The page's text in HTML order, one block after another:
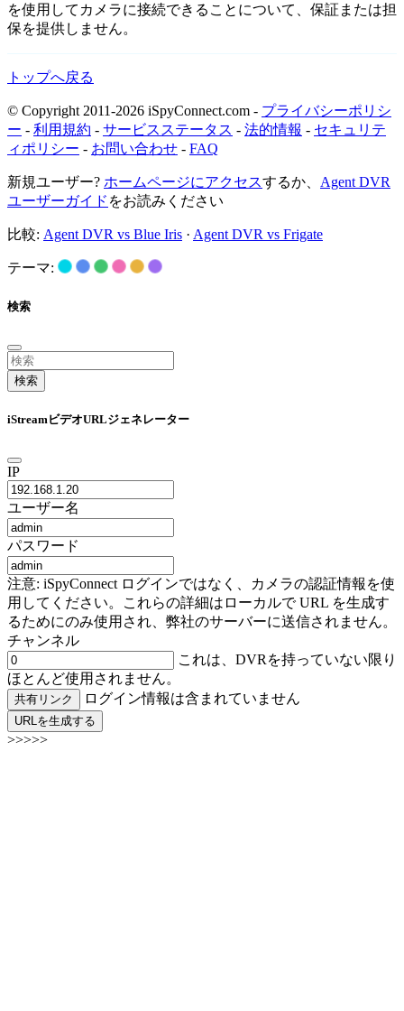
を使用してカメラに接続できることについて、保証または担
保を提供しません。
トップへ戻る
© Copyright 2011-2026 iSpyConnect.com - プライバシーポリシ
ー - 利用規約 - サービスステータス - 法的情報 - セキュリテ
ィポリシー - お問い合わせ - FAQ
新規ユーザー? ホームページにアクセスするか、 Agent DVR
ユーザーガイド をお読みください
比較: Agent DVR vs Blue Iris · Agent DVR vs Frigate
テーマ:
検索
検索
iStreamビデオURLジェネレーター
IP
ユーザー名
パスワード
注意: iSpyConnect ログインではなく、カメラの認証情報を使
用してください。これらの詳細はローカルで URL を生成す
るためにのみ使用され、弊社のサーバーに送信されません。
チャンネル
これは、DVRを持っていない限り
ほとんど使用されません。
共有リンク ログイン情報は含まれていません
URLを生成する
>>>>>